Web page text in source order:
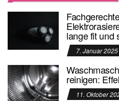
lange fit und
7. Januar 2025
reinigen:
11. Oktober